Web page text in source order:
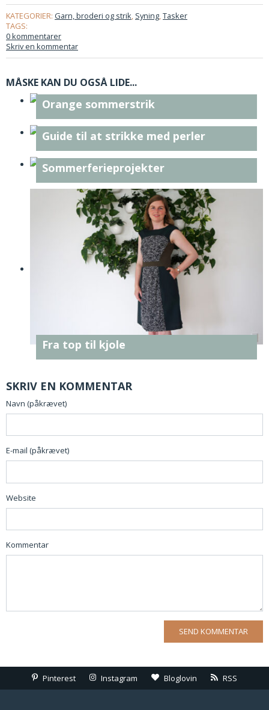
KATEGORIER: Garn, broderi og strik, Syning,Tasker
TAGS:
0 kommentarer
Skriv en kommentar
MÅSKE KAN DU OGSÅ LIDE...
Orange sommerstrik
Guide til at strikke med perler
Sommerferieprojekter
Fra top til kjole
SKRIV EN KOMMENTAR
Navn (påkrævet)
E-mail (påkrævet)
Website
Kommentar
Pinterest Instagram Bloglovin RSS